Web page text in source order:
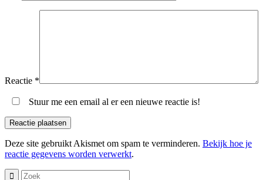
Reactie *
Stuur me een email al er een nieuwe reactie is!
Deze site gebruikt Akismet om spam te verminderen. Bekijk hoe je
reactie gegevens worden verwerkt.